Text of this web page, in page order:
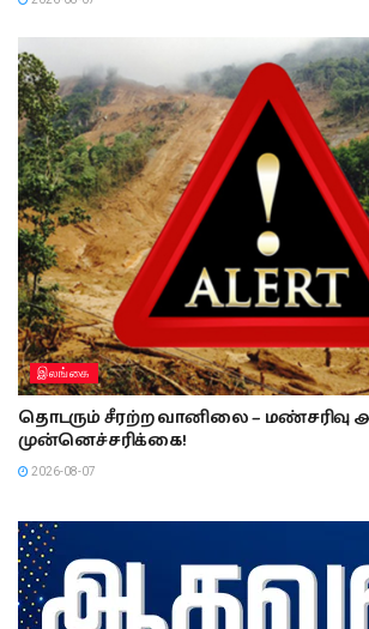
இலங்கை
தொடரும் சீரற்ற வானிலை – மண்சரிவு
முன்னெச்சரிக்கை!
2026-08-07